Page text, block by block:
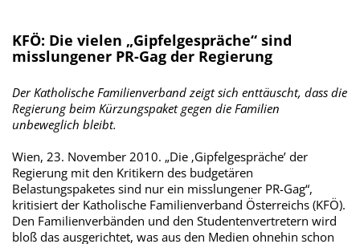
KFÖ: Die vielen „Gipfelgespräche“ sind
misslungener PR-Gag der Regierung
Der Katholische Familienverband zeigt sich enttäuscht, dass die
Regierung beim Kürzungspaket gegen die Familien
unbeweglich bleibt.
Wien, 23. November 2010. „Die ‚Gipfelgespräche’ der
Regierung mit den Kritikern des budgetären
Belastungspaketes sind nur ein misslungener PR-Gag“,
kritisiert der Katholische Familienverband Österreichs (KFÖ).
Den Familienverbänden und den Studentenvertretern wird
bloß das ausgerichtet, was aus den Medien ohnehin schon